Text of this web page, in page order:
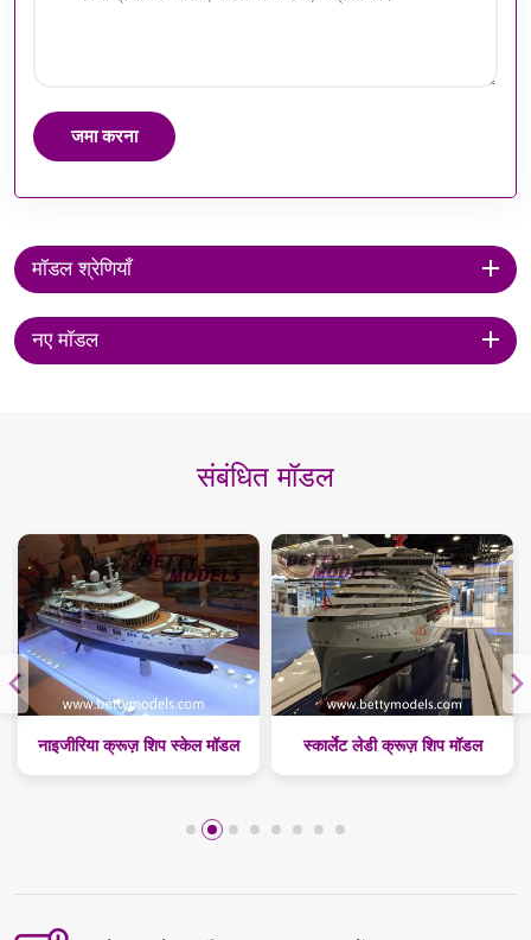
जमा करना
मॉडल श्रेणियाँ
नए मॉडल
संबंधित मॉडल
नाइजीरिया क्रूज़ शिप स्केल मॉडल स्कार्लेट लेडी क्रूज़ शिप मॉडल